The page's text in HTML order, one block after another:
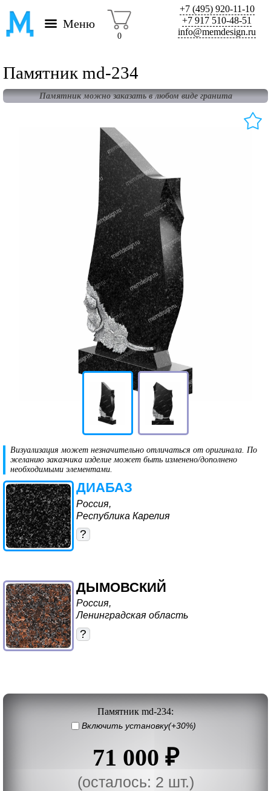
Меню
0
+7 (495) 920-11-10
+7 917 510-48-51
info@memdesign.ru
Памятник md-234
Памятник можно заказать в любом виде гранита
Визуализация может незначительно отличаться от оригинала. По
желанию заказчика изделие может быть изменено/дополнено
необходимыми элементами.
ДИАБАЗ
Россия,
Республика Карелия
?
ДЫМОВСКИЙ
Россия,
Ленинградская область
?
Памятник md-234:
Включить установку(+30%)
71 000 ₽
(осталось: 2 шт.)